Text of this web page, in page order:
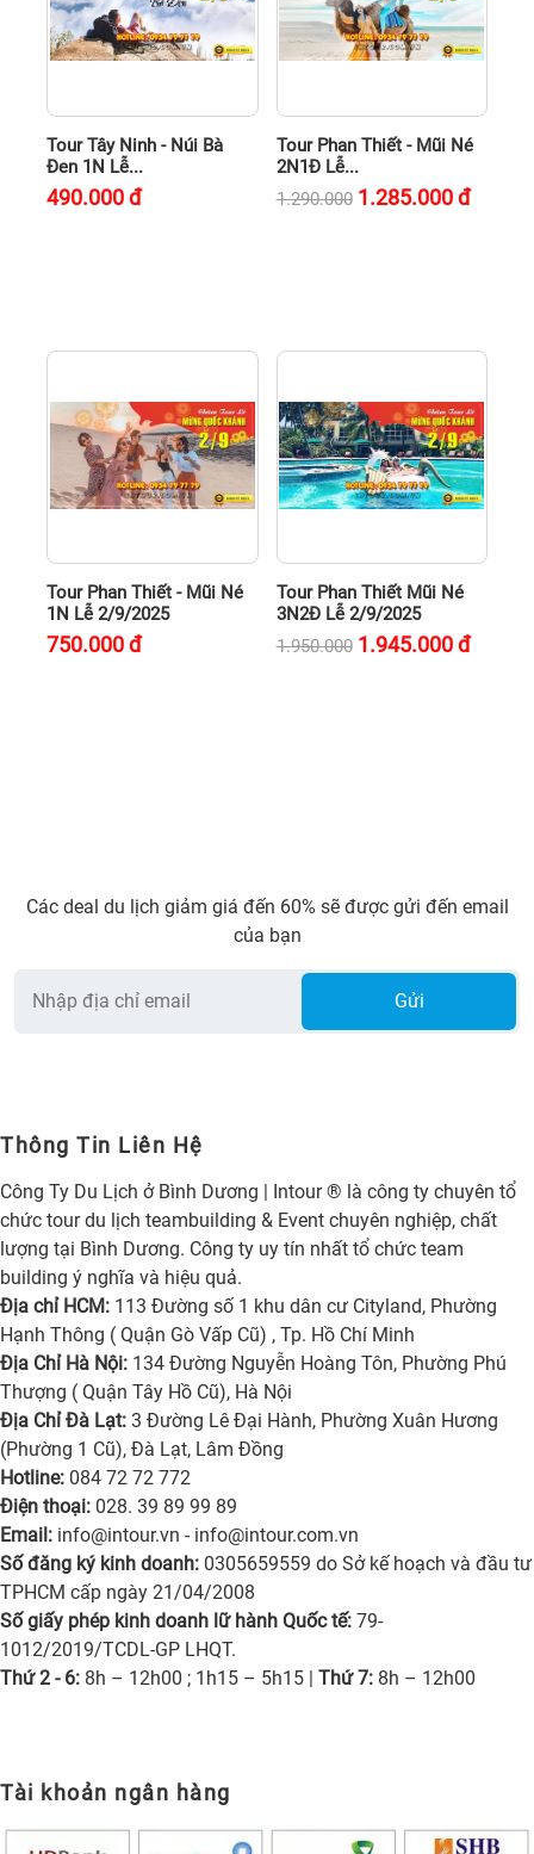
Tour Tây Ninh - Núi Bà
Đen 1N Lễ...
490.000đ
Tour Phan Thiết - Mũi Né
2N1Đ Lễ...
1.290.000 1.285.000đ
Tour Phan Thiết - Mũi Né
1N Lễ 2/9/2025
750.000đ
Tour Phan Thiết Mũi Né
3N2Đ Lễ 2/9/2025
1.950.000 1.945.000đ
Các deal du lịch giảm giá đến 60% sẽ được gửi đến email
của bạn
Gửi
Thông Tin Liên Hệ
Công Ty Du Lịch ở Bình Dương | Intour ® là công ty chuyên tổ
chức tour du lịch teambuilding & Event chuyên nghiệp, chất
lượng tại Bình Dương. Công ty uy tín nhất tổ chức team
building ý nghĩa và hiệu quả.
Địa chỉ HCM: 113 Đường số 1 khu dân cư Cityland, Phường
Hạnh Thông ( Quận Gò Vấp Cũ) , Tp. Hồ Chí Minh
Địa Chỉ Hà Nội: 134 Đường Nguyễn Hoàng Tôn, Phường Phú
Thượng ( Quận Tây Hồ Cũ), Hà Nội
Địa Chỉ Đà Lạt: 3 Đường Lê Đại Hành, Phường Xuân Hương
(Phường 1 Cũ), Đà Lạt, Lâm Đồng
Hotline: 084 72 72 772
Điện thoại: 028. 39 89 99 89
Email: info@intour.vn - info@intour.com.vn
Số đăng ký kinh doanh: 0305659559 do Sở kế hoạch và đầu tư
TPHCM cấp ngày 21/04/2008
Số giấy phép kinh doanh lữ hành Quốc tế: 79-
1012/2019/TCDL-GP LHQT.
Thứ 2 - 6: 8h – 12h00 ; 1h15 – 5h15 | Thứ 7: 8h – 12h00
Tài khoản ngân hàng